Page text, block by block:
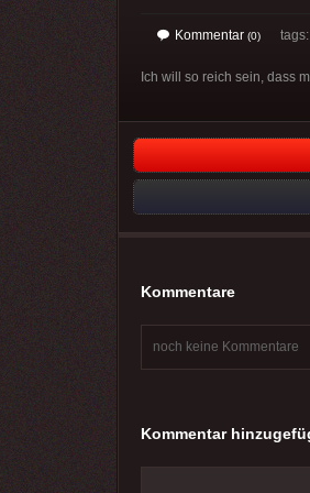
Kommentar (0)
Ich will so reich sein, dass
Kommentare
noch keine Kommentare
Kommentar